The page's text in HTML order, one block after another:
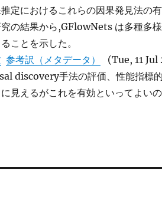
定におけるこれらの因果発見法の
の結果から,GFlowNets は多種多
ことを示した。
参考訳（メタデータ）
(Tue, 11
discovery手法の評価、性能指標
見えるがこれを有効といってよいの